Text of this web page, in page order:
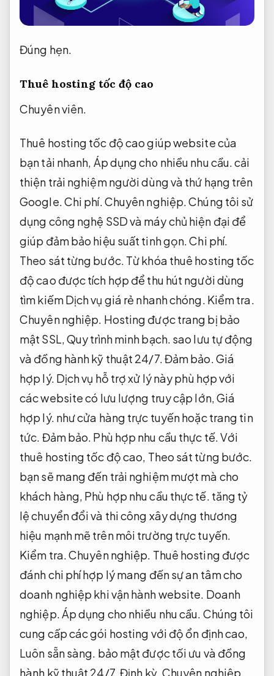
Đúng hẹn.
Thuê hosting tốc độ cao
Chuyên viên.
Thuê hosting tốc độ cao giúp website của
bạn tải nhanh, Áp dụng cho nhiều nhu cầu.cải
thiện trải nghiệm người dùng và thứ hạng trên
Google.Chi phí.Chuyên nghiệp.Chúng tôi sử
dụng công nghệ SSD và máy chủ hiện đại để
giúp đảm bảo hiệu suất tinh gọn.Chi phí.
Theo sát từng bước. Từ khóa thuê hosting tốc
độ cao được tích hợp để thu hút người dùng
tìm kiếm Dịch vụ giá rẻ nhanh chóng. Kiểm tra.
Chuyên nghiệp. Hosting được trang bị bảo
mật SSL,Quy trình minh bạch. sao lưu tự động
và đồng hành kỹ thuật 24/7.Đảm bảo.Giá
hợp lý. Dịch vụ hỗ trợ xử lý này phù hợp với
các website có lưu lượng truy cập lớn,Giá
hợp lý. như cửa hàng trực tuyến hoặc trang tin
tức. Đảm bảo. Phù hợp nhu cầu thực tế.Với
thuê hosting tốc độ cao, Theo sát từng bước.
bạn sẽ mang đến trải nghiệm mượt mà cho
khách hàng, Phù hợp nhu cầu thực tế. tăng tỷ
lệ chuyển đổi và thi công xây dựng thương
hiệu mạnh mẽ trên môi trường trực tuyến.
Kiểm tra.Chuyên nghiệp. Thuê hosting được
đánh chi phí hợp lý mang đến sự an tâm cho
doanh nghiệp khi vận hành website. Doanh
nghiệp.Áp dụng cho nhiều nhu cầu. Chúng tôi
cung cấp các gói hosting với độ ổn định cao,
Luôn sẵn sàng. bảo mật được tối ưu và đồng
hành kỹ thuật 24/7. Định kỳ. Chuyên nghiệp.